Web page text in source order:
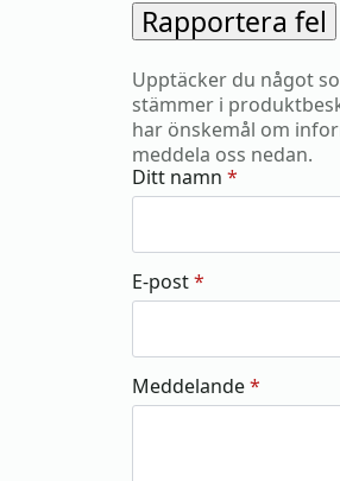
Rapportera fel
Upptäcker du något
stämmer i
har önskemål om
meddela oss nedan.
Ditt namn *
E-post*
Meddelande*